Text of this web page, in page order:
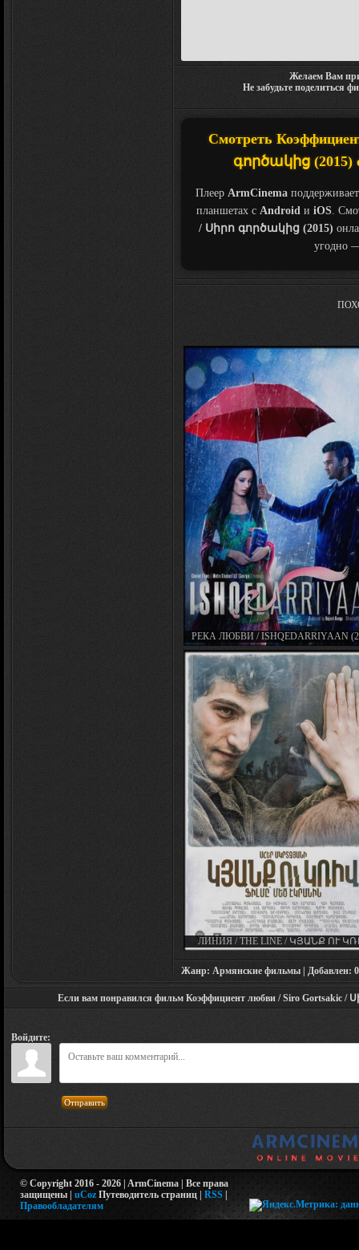
Желаем Вам
Не забудьте поделиться
Смотреть
գործակից (2015)
Плеер ArmCinema
планшетах с Android и iOS.
/ Սիրո գործակից (2015)
угодно
РЕКА ЛЮБВИ / ISHQEDARRIYAAN
ЛИНИЯ / THE LINE / ԿՅԱՆՔ ՈՒ
(2016)
Жанр: Армянские фильмы | Добавлен:
Если вам понравился фильм Коэффициент любви / Siro Gortsakic /
Войдите:
Отправить
© Copyright 2016 - 2026 | ArmCinema | Все права
защищены | uCoz Путеводитель страниц | RSS |
Правообладателям